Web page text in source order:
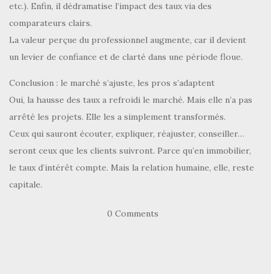
etc.). Enfin, il dédramatise l’impact des taux via des
comparateurs clairs.
La valeur perçue du professionnel augmente, car il devient
un levier de confiance et de clarté dans une période floue.
Conclusion : le marché s’ajuste, les pros s’adaptent
Oui, la hausse des taux a refroidi le marché. Mais elle n’a pas
arrêté les projets. Elle les a simplement transformés.
Ceux qui sauront écouter, expliquer, réajuster, conseiller…
seront ceux que les clients suivront. Parce qu’en immobilier,
le taux d’intérêt compte. Mais la relation humaine, elle, reste
capitale.
0 Comments